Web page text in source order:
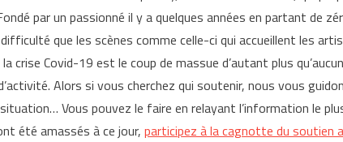
par un passionné il y a quelques années en partant de
que les scènes comme celle-ci qui accueillent les
crise Covid-19 est le coup de massue d’autant plus
Alors si vous cherchez qui soutenir, nous vous
Vous pouvez le faire en relayant l’information le
été amassés à ce jour, participez à la cagnotte du soutien